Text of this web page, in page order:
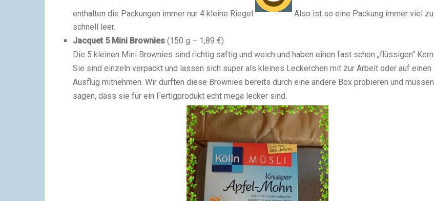
enthalten die Packungen immer nur 4 kleine Riegel
Also ist so eine Packung immer viel zu
schnell leer.
Jacquet 5 Mini Brownies(150 g – 1,89 €)
Die 5 kleinen Mini Brownies sind richtig saftig und weich und haben einen fast schon „flüssigen“ Kern.
Sie sind einzeln verpackt und lassen sich super als kleines Leckerchen mit zur Arbeit oder auf einen
Ausflug mitnehmen. Wir durften diese Brownies bereits durch eine andere Box probieren und müssen
sagen, dass sie für ein Fertigprodukt echt mega lecker sind.